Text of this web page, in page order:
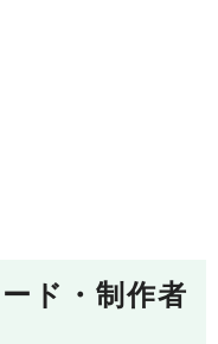
ド・制作者